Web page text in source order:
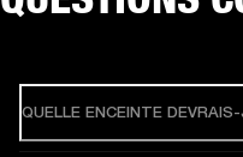
QUELLE ENCEINTE